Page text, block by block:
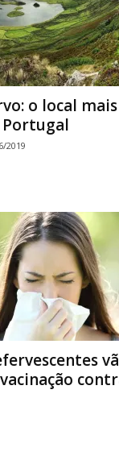
o local mais
Portugal
2019